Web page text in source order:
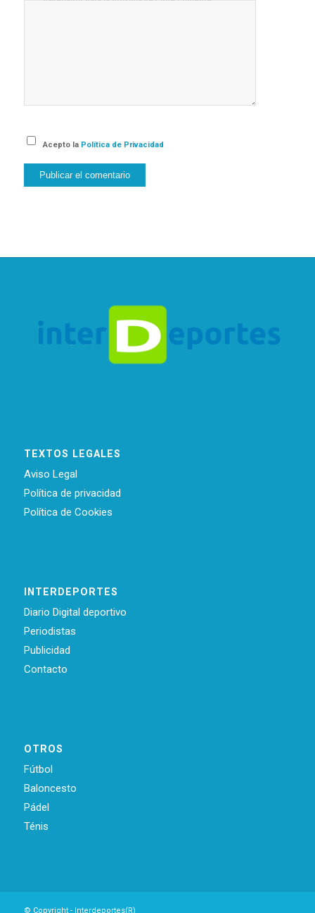
Acepto la Política de Privacidad
TEXTOS LEGALES
Aviso Legal
Política de privacidad
Política de Cookies
INTERDEPORTES
Diario Digital deportivo
Periodistas
Publicidad
Contacto
OTROS
Fútbol
Baloncesto
Pádel
Ténis
© Copyright - Interdeportes(R)